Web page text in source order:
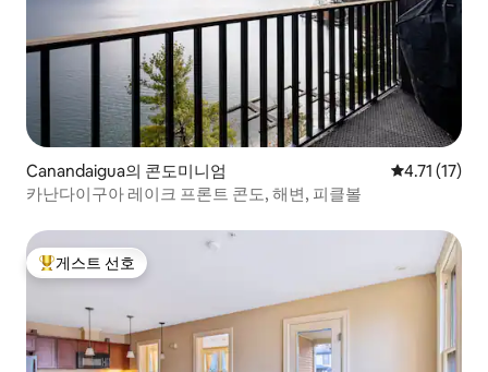
Canandaigua의 콘도미니엄 평점 4.71점
4.71 (17)
카난다이구아 레이크 프론트 콘도, 해변, 피클볼
상위 게스트 선호
게스트 선호